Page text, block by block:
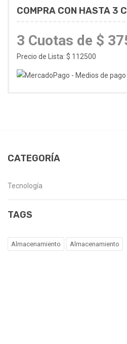
COMPRA CON HASTA 3
3 Cuotas de $
Precio de Lista: $ 112500
CATEGORÍA
Tecnología
TAGS
Almacenamiento Almacenamiento